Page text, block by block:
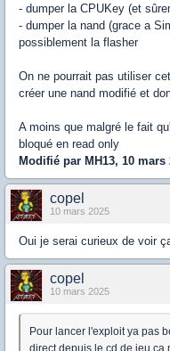
- dumper la CPUKey (et
- dumper la nand (grace a
possiblement la flasher
On ne pourrait pas utiliser
créer une nand modifié et
A moins que malgré le fait
bloqué en read only
Modifié par MH13, 10 mars
copel
10 mars 2025
Oui je serai curieux de voir
copel
10 mars 2025
Pour lancer l'exploit ya pas